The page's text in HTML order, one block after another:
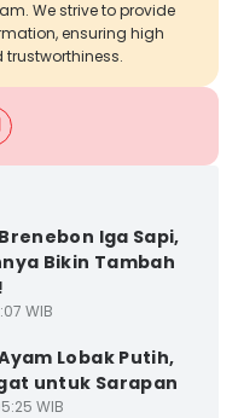
We strive to provide
ensuring high
Iga Sapi,
Bikin Tambah
WIB
Lobak Putih,
untuk Sarapan
WIB